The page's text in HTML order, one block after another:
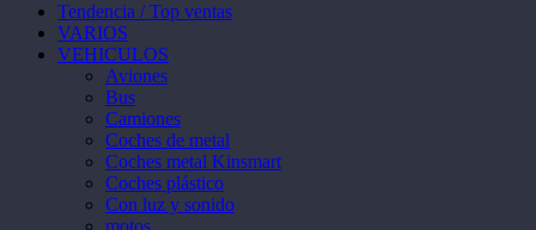
Tendencia / Top ventas
VARIOS
VEHICULOS
Aviones
Bus
Camiones
Coches de metal
Coches metal Kinsmart
Coches plástico
Con luz y sonido
motos